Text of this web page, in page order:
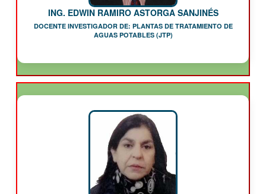
ING. EDWIN RAMIRO ASTORGA SANJINÉS
DOCENTE INVESTIGADOR DE: PLANTAS DE TRATAMIENTO DE
AGUAS POTABLES (JTP)